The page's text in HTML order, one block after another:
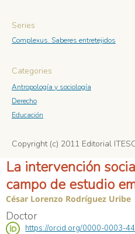
Series
Complexus. Saberes entretejidos
Categories
Antropología y sociología
Derecho
Educación
Copyright (c) 2011 Editorial
La intervención
campo de estudio
César Lorenzo Rodríguez Uribe
Doctor
https://orcid.org/0000-0003-